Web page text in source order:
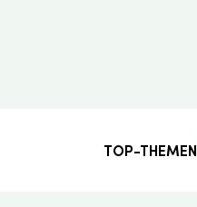
TOP-THEMEN